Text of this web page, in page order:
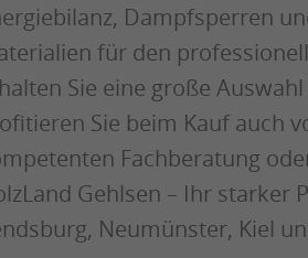
Dampfsperren
für den
Sie eine große
Sie beim Kauf auch
Fachberatung
Gehlsen – Ihr starker
Neumünster, Kiel